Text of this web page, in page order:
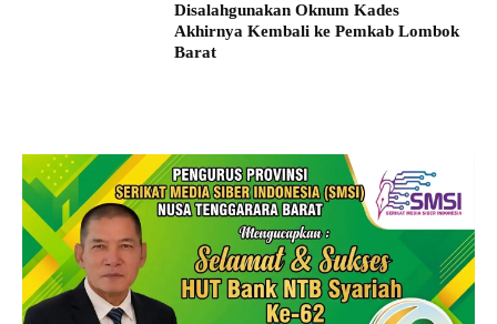
Disalahgunakan Oknum Kades
Akhirnya Kembali ke Pemkab Lombok
Barat